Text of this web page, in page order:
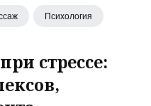
Психология
стрессе: